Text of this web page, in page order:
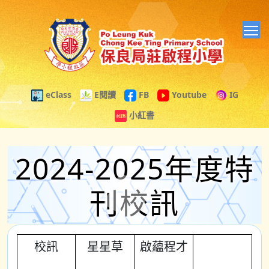
eClass E閱讀 FB Youtube
IG
小紅書
2024-2025年度特
刊校訊
校訊 星星草 啟蘊程才